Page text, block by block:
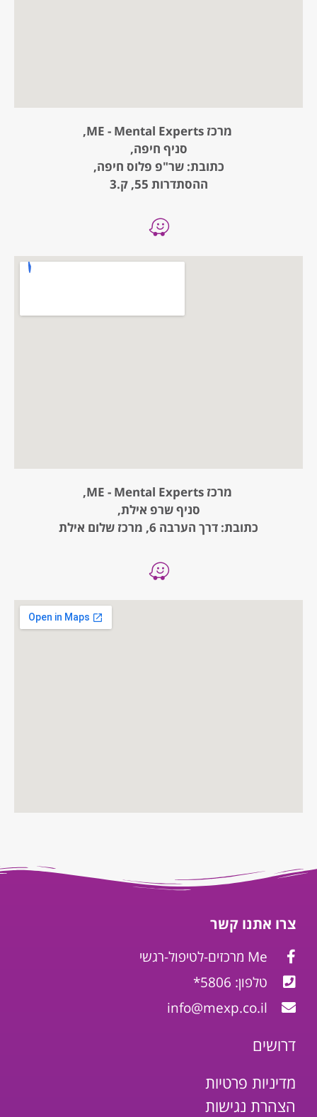
מרכז ME - Mental Experts,
סניף חיפה,
כתובת: שר"פ פלוס חיפה,
ההסתדרות 55, ק.3
מרכז ME - Mental Experts,
סניף שרפ אילת,
כתובת: דרך הערבה 6, מרכז שלום אילת
צרו אתנו קשר
Me מרכזים-לטיפול-רגשי
טלפון: 5806*
info@mexp.co.il
דרושים
מדיניות פרטיות
הצהרת נגישות